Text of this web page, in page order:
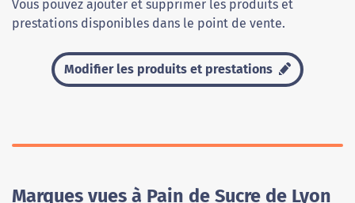
Vous pouvez ajouter et supprimer les produits et
prestations disponibles dans le point de vente.
Modifier les produits et prestations
Marques vues à Pain de Sucre de Lyon